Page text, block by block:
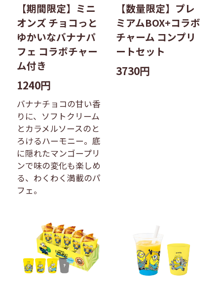
【期間限定】ミニ
オンズ チョコっと
ゆかいなバナナパ
フェ コラボチャー
ム付き
1240円
バナナチョコの甘い香
りに、ソフトクリーム
とカラメルソースのと
ろけるハーモニー。底
に隠れたマンゴープリ
ンで味の変化も楽しめ
る、わくわく満載のパ
フェ。
【数量限定】プレ
ミアムBOX+コラボ
チャーム コンプリ
ートセット
3730円